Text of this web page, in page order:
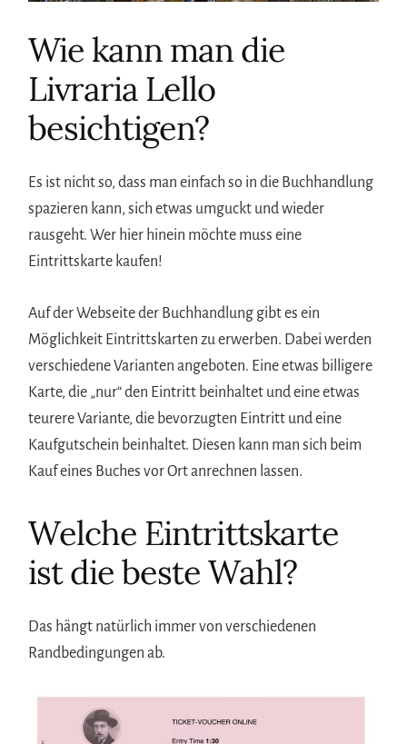
Wie kann man die
Livraria Lello
besichtigen?
Es ist nicht so, dass man einfach so in die Buchhandlung
spazieren kann, sich etwas umguckt und wieder
rausgeht. Wer hier hinein möchte muss eine
Eintrittskarte kaufen!
Auf der Webseite der Buchhandlung gibt es ein
Möglichkeit Eintrittskarten zu erwerben. Dabei werden
verschiedene Varianten angeboten. Eine etwas billigere
Karte, die „nur“ den Eintritt beinhaltet und eine etwas
teurere Variante, die bevorzugten Eintritt und eine
Kaufgutschein beinhaltet. Diesen kann man sich beim
Kauf eines Buches vor Ort anrechnen lassen.
Welche Eintrittskarte
ist die beste Wahl?
Das hängt natürlich immer von verschiedenen
Randbedingungen ab.